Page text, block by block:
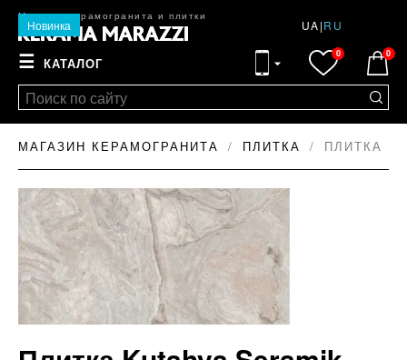
Магазин керамогранита и плитки
UA|RU
☰ КАТАЛОГ
0 0
МАГАЗИН КЕРАМОГРАНИТА ПЛИТКА ПЛИТКА
Новинка